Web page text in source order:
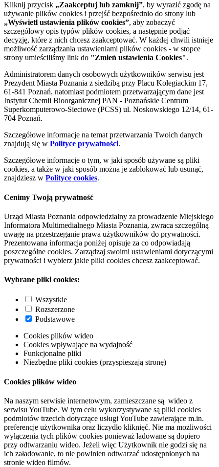
Kliknij przycisk „Zaakceptuj lub zamknij”, by wyrazić zgodę na
używanie plików cookies i przejść bezpośrednio do strony lub
„Wyświetl ustawienia plików cookies”, aby zobaczyć
szczegółowy opis typów plików cookies, a następnie podjąć
decyzję, które z nich chcesz zaakceptować. W każdej chwili istnieje
możliwość zarządzania ustawieniami plików cookies - w stopce
strony umieściliśmy link do "Zmień ustawienia Cookies".
Administratorem danych osobowych użytkowników serwisu jest
Prezydent Miasta Poznania z siedzibą przy Placu Kolegiackim 17,
61-841 Poznań, natomiast podmiotem przetwarzającym dane jest
Instytut Chemii Bioorganicznej PAN - Poznańskie Centrum
Superkomputerowo-Sieciowe (PCSS) ul. Noskowskiego 12/14, 61-
704 Poznań.
Szczegółowe informacje na temat przetwarzania Twoich danych
znajdują się w Polityce prywatności.
Szczegółowe informacje o tym, w jaki sposób używane są pliki
cookies, a także w jaki sposób można je zablokować lub usunąć,
znajdziesz w Polityce cookies.
Cenimy Twoją prywatność
Urząd Miasta Poznania odpowiedzialny za prowadzenie Miejskiego
Informatora Multimedialnego Miasta Poznania, zwraca szczególną
uwagę na przestrzeganie prawa użytkowników do prywatności.
Prezentowana informacja poniżej opisuje za co odpowiadają
poszczególne cookies. Zarządzaj swoimi ustawieniami dotyczącymi
prywatności i wybierz jakie pliki cookies chcesz zaakceptować.
Wybrane pliki cookies:
Wszystkie
Rozszerzone
Podstawowe
Cookies plików wideo
Cookies wpływające na wydajność
Funkcjonalne pliki
Niezbędne pliki cookies (przyspieszają stronę)
Cookies plików wideo
Na naszym serwisie internetowym, zamieszczane są wideo z
serwisu YouTube. W tym celu wykorzystywane są pliki cookies
podmiotów trzecich dotyczące usługi YouTube zawierające m.in.
preferencje użytkownika oraz liczydło kliknięć. Nie ma możliwości
wyłączenia tych plików cookies ponieważ ładowane są dopiero
przy odtwarzaniu wideo. Jeżeli więc Użytkownik nie godzi się na
ich załadowanie, to nie powinien odtwarzać udostępnionych na
stronie wideo filmów.